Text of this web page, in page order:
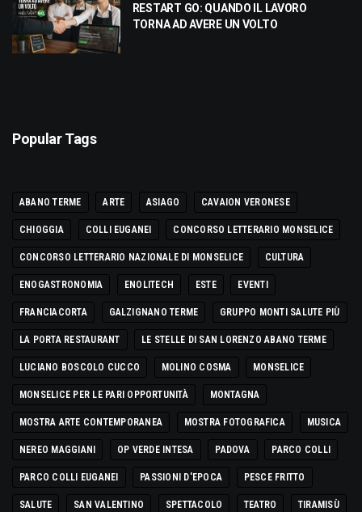
RESTART GO: QUANDO IL LAVORO
TORNA AD AVERE UN VOLTO
Popular Tags
ABANO TERME ARTE ASIAGO CAVAION VERONESE
CHIOGGIA COLLI EUGANEI CONCORSO LETTERARIO MONSELICE
CONCORSO LETTERARIO NAZIONALE DI MONSELICE CULTURA
ENOGASTRONOMIA ENOLITECH ESTE EVENTI
FRANCIACORTA GALZIGNANO TERME GRUPPO MONTI SALUTE PIÙ
LA PORTA RESTAURANT LE STELLE DI SAN LORENZO ABANO TERME
LUCIANO BOSCOLO CUCCO MOLINO COSMA MONSELICE
MONSELICE PER LE PARI OPPORTUNITÀ MONTAGNA
MOSTRA ARTE CONTEMPORANEA MOSTRA FOTOGRAFICA MUSICA
NEREO MAGGIANI OP VERDE INTESA PADOVA PARCO COLLI
PARCO COLLI EUGANEI PASSIONI D'EPOCA PESCE FRITTO
SALUTE SAN VALENTINO SPETTACOLO TEATRO TIRAMISÙ